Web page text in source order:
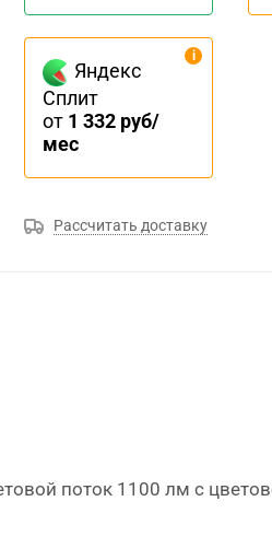
Яндекс
Сплит
от 1 332 руб/
мес
Рассчитать доставку
поток 1100 лм с